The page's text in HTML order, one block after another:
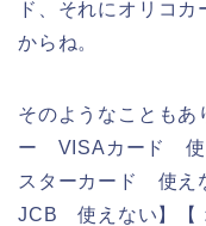
ド、それにオリコ
からね。
そのようなこともあ
ー VISAカード 使
スターカード 使え
JCB 使えない】【